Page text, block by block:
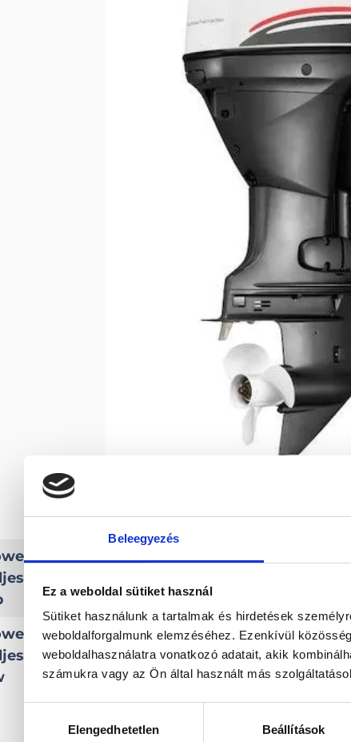
Beleegyezés
Ez a weboldal sütiket használ
Sütiket használunk a tartalmak és hirdetések
weboldalforgalmunk elemzéséhez. Ezenkívül
weboldalhasználatra vonatkozó adatait, akik
számukra vagy az Ön által használt más
kiválasztásaElengedhetetlen Beállítások
22